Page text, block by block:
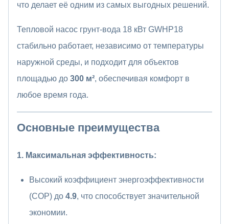
что делает её одним из самых выгодных решений.
Тепловой насос грунт-вода 18 кВт GWHP18
стабильно работает, независимо от температуры
наружной среды, и подходит для объектов
площадью до 300 м², обеспечивая комфорт в
любое время года.
Основные преимущества
1. Максимальная эффективность:
Высокий коэффициент энергоэффективности
(COP) до 4.9, что способствует значительной
экономии.